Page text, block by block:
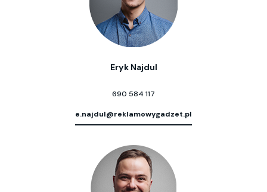
Eryk Najdul
690 584 117
e.najdul@reklamowygadzet.pl